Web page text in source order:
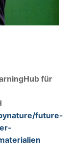
für
future-